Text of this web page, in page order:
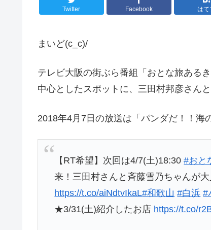
Twitter Facebook はて
まいど(c_c)/
テレビ大阪の街ぶら番組「おとな旅ある
中心としたスポットに、三田村邦彦さん
2018年4月7日の放送は「パンダだ！！海
【RT希望】次回は4/7(土)18:30#おと
来！三田村さんと斉藤雪乃ちゃんが
https://t.co/aiNdtvIkaL#和歌山 #白浜 #
★3/31(土)紹介したお店 https://t.co/